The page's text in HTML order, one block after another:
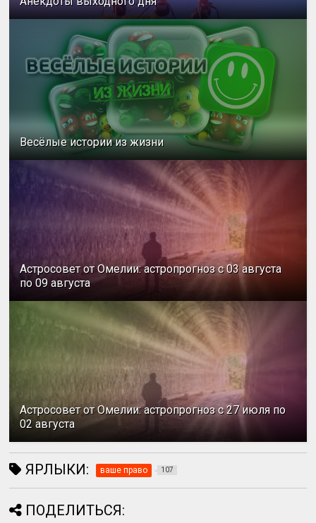
Весёлые истории из жизни
Астросовет от Омелии: астропрогноз с 03 августа
по 09 августа
Астросовет от Омелии: астропрогноз с 27 июля по
02 августа
ЯРЛЫКИ: ваше право 107
ПОДЕЛИТЬСЯ: